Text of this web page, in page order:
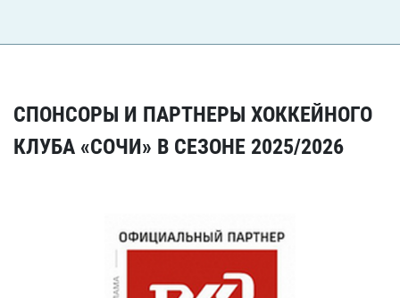
СПОНСОРЫ И ПАРТНЕРЫ ХОККЕЙНОГО
КЛУБА «СОЧИ» В СЕЗОНЕ 2025/2026